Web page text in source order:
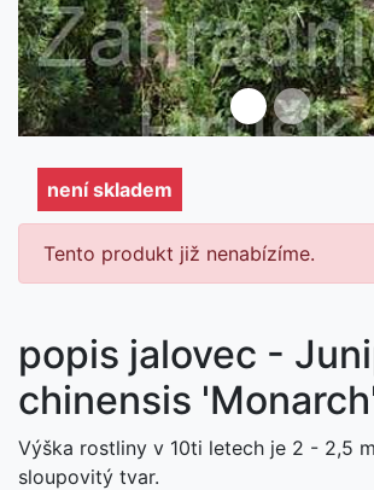
není skladem
Tento produkt již nenabízíme.
popis jalovec -
chinensis
Výška rostliny v 10ti letech je 2 - 2,5
sloupovitý tvar.